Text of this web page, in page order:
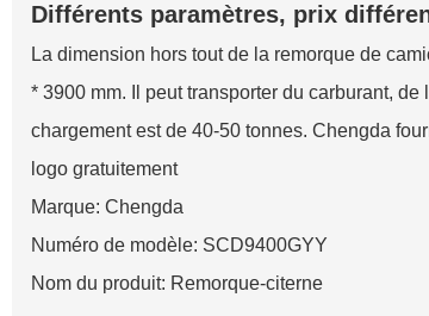
Différents paramètres, prix
La dimension hors tout de la remorque de
* 3900 mm. Il peut transporter du carburant, de
chargement est de 40-50 tonnes. Chengda
logo gratuitement
Marque: Chengda
Numéro de modèle: SCD9400GYY
Nom du produit: Remorque-citerne